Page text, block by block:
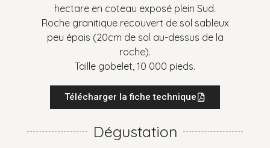
hectare en coteau exposé plein Sud.
Roche granitique recouvert de sol sableux
peu épais (20cm de sol au-dessus de la
roche).
Taille gobelet, 10 000 pieds.
Télécharger la fiche technique
Dégustation